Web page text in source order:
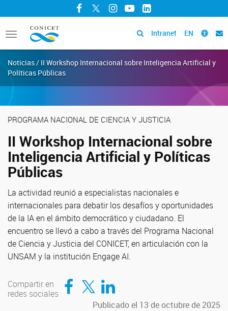
Facebook
TwitterInstagram
YouTubeLinkedIn
Toggle
navigation
Intranet EN
Noticias / II Workshop Internacional sobre Inteligencia Artificial y
Políticas Públicas
PROGRAMA NACIONAL DE CIENCIA Y JUSTICIA
II Workshop Internacional sobre
Inteligencia Artificial y Políticas
Públicas
La actividad reunió a especialistas nacionales e
internacionales para debatir los desafíos y oportunidades
de la IA en el ámbito democrático y ciudadano. El
encuentro se llevó a cabo a través del Programa Nacional
de Ciencia y Justicia del CONICET, en articulación con la
UNSAM y la institución Engage AI.
Compartir en
redes sociales
Compartir en Facebook
Compartir en TwitterCompartir en LinkedIn
Publicado el 13 de octubre de 2025